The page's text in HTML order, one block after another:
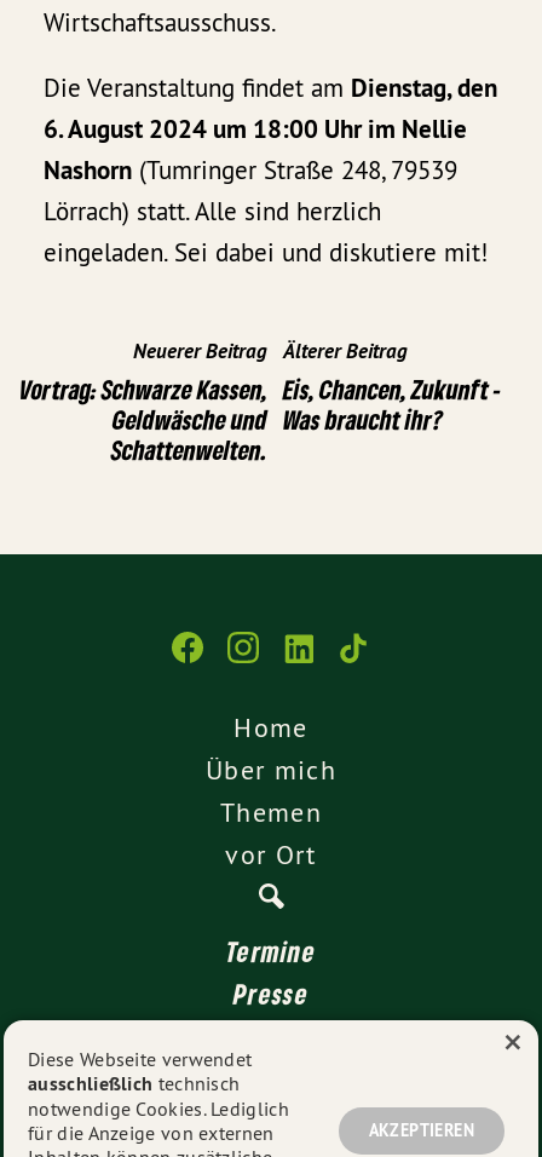
Wirtschaftsausschuss.
Die Veranstaltung findet am Dienstag, den
6. August 2024 um 18:00 Uhr im Nellie
Nashorn (Tumringer Straße 248, 79539
Lörrach) statt. Alle sind herzlich
eingeladen. Sei dabei und diskutiere mit!
Neuerer Beitrag
Vortrag: Schwarze Kassen,
Geldwäsche und
Schattenwelten.
Älterer Beitrag
Eis, Chancen, Zukunft -
Was braucht ihr?
Home
Über mich
Themen
vor Ort
Termine
Presse
Impressum
Datenschutz
Diese Webseite verwendet
ausschließlich technisch
notwendige Cookies. Lediglich
für die Anzeige von externen
AKZEPTIEREN
×